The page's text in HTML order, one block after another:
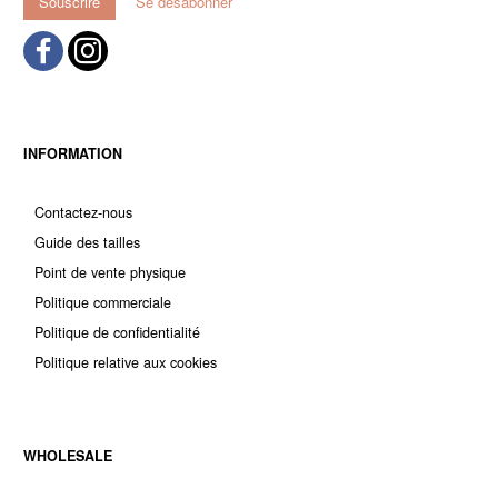
INFORMATION
Contactez-nous
Guide des tailles
Point de vente physique
Politique commerciale
Politique de confidentialité
Politique relative aux cookies
WHOLESALE